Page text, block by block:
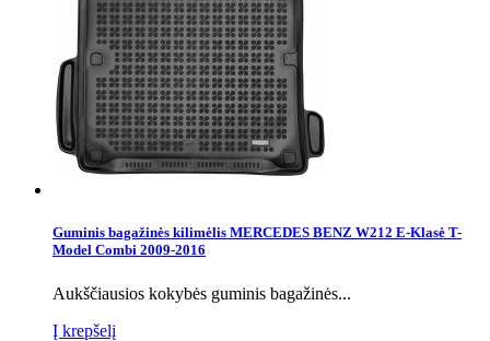
Guminis bagažinės kilimėlis MERCEDES BENZ W212 E-Klasė T-
Model Combi 2009-2016
Aukščiausios kokybės guminis bagažinės...
Į krepšelį